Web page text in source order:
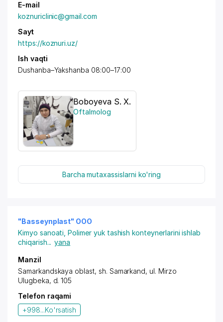
E-mail
koznuriclinic@gmail.com
Sayt
https://koznuri.uz/
Ish vaqti
Dushanba–Yakshanba 08:00–17:00
Boboyeva S. X.
Oftalmolog
Barcha mutaxassislarni ko'ring
"Basseynplast" OOO
Kimyo sanoati ,Polimer yuk tashish konteynerlarini ishlab
chiqarish... yana
Manzil
Samarkandskaya oblast, sh. Samarkand, ul. Mirzo
Ulugbeka, d. 105
Telefon raqami
+998...Ko'rsatish